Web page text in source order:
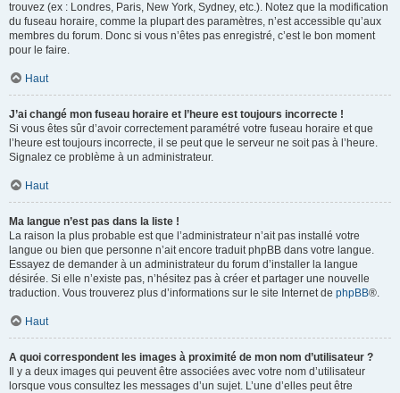
trouvez (ex : Londres, Paris, New York, Sydney, etc.). Notez que la modification
du fuseau horaire, comme la plupart des paramètres, n’est accessible qu’aux
membres du forum. Donc si vous n’êtes pas enregistré, c’est le bon moment
pour le faire.
Haut
J’ai changé mon fuseau horaire et l’heure est toujours incorrecte !
Si vous êtes sûr d’avoir correctement paramétré votre fuseau horaire et que
l’heure est toujours incorrecte, il se peut que le serveur ne soit pas à l’heure.
Signalez ce problème à un administrateur.
Haut
Ma langue n’est pas dans la liste !
La raison la plus probable est que l’administrateur n’ait pas installé votre
langue ou bien que personne n’ait encore traduit phpBB dans votre langue.
Essayez de demander à un administrateur du forum d’installer la langue
désirée. Si elle n’existe pas, n’hésitez pas à créer et partager une nouvelle
traduction. Vous trouverez plus d’informations sur le site Internet de phpBB®.
Haut
A quoi correspondent les images à proximité de mon nom d’utilisateur ?
Il y a deux images qui peuvent être associées avec votre nom d’utilisateur
lorsque vous consultez les messages d’un sujet. L’une d’elles peut être